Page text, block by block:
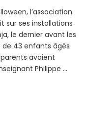
l’association
sur ses installations
le dernier avant les
de 43 enfants âgés
avaient
Philippe …